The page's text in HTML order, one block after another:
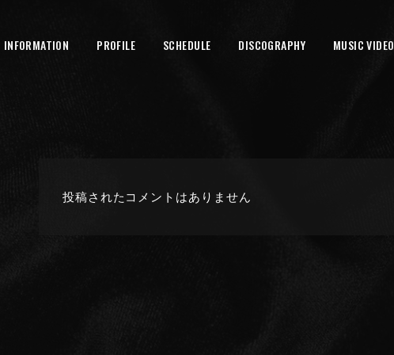
INFORMATION PROFILE SCHEDULE DISCOGRAPHY MUSIC VIDEO
投稿されたコメントはありません